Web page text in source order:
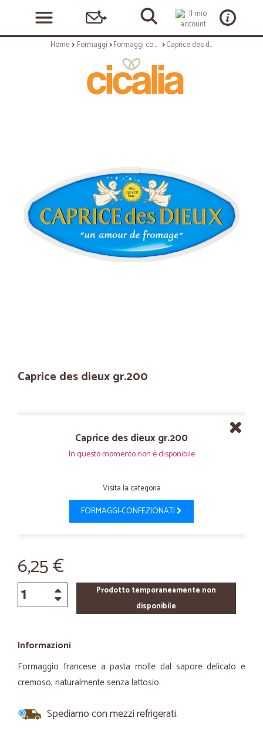
Home Formaggi Formaggi confezionati Caprice des dieux gr.200
Caprice des dieux gr.200
Caprice des dieux gr.200
In questo momento non è disponibile
Visita la categoria
FORMAGGI-CONFEZIONATI
6,25 €
Prodotto temporaneamente non
disponibile
Informazioni
Formaggio francese a pasta molle dal sapore delicato e
cremoso, naturalmente senza lattosio.
Spediamo con mezzi refrigerati.